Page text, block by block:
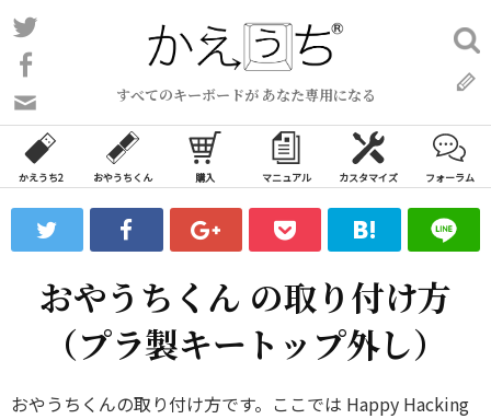
コ
ン
ン
ツ
ス
ッ
すべてのキーボードが あなた専用になる
い
合
わ
フ
ォ
ム
検
索:
かえうち2 おやうちくん 購入 マニュアル カスタマイズ フォーラム
おやうちくん の取り付け方
（プラ製キートップ外し）
おやうちくんの取り付け方です。ここでは Happy Hacking